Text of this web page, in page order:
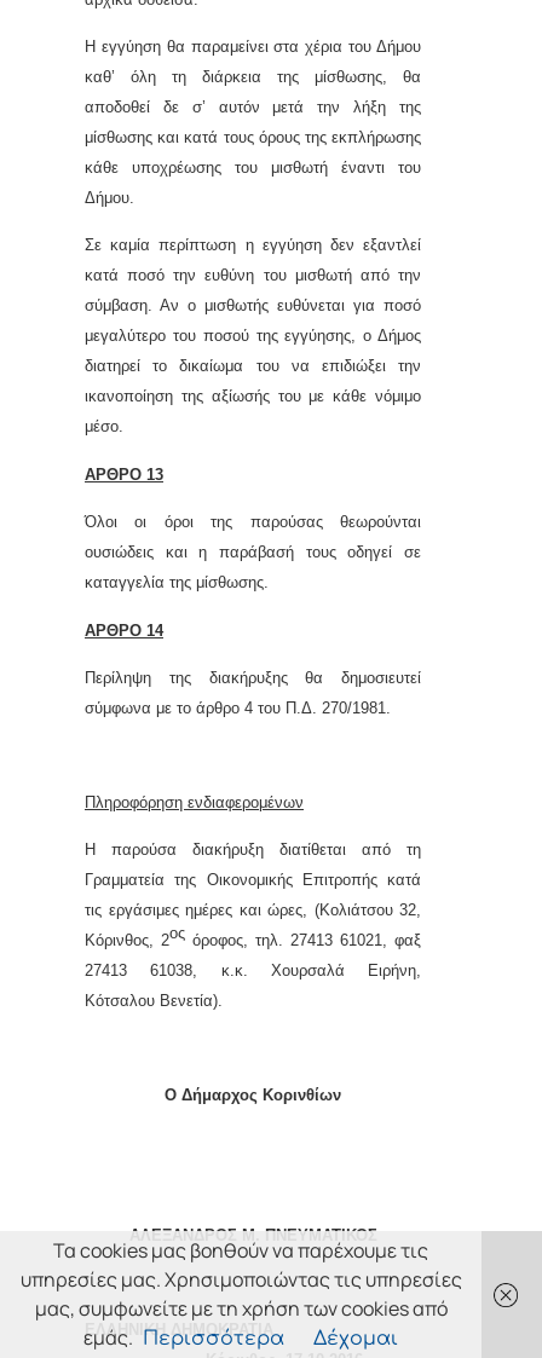
Η εγγύηση θα παραμείνει στα χέρια του Δήμου
καθ’ όλη τη διάρκεια της μίσθωσης, θα
αποδοθεί δε σ’ αυτόν μετά την λήξη της
μίσθωσης και κατά τους όρους της εκπλήρωσης
κάθε υποχρέωσης του μισθωτή έναντι του
Δήμου.
Σε καμία περίπτωση η εγγύηση δεν εξαντλεί
κατά ποσό την ευθύνη του μισθωτή από την
σύμβαση. Αν ο μισθωτής ευθύνεται για ποσό
μεγαλύτερο του ποσού της εγγύησης, ο Δήμος
διατηρεί το δικαίωμα του να επιδιώξει την
ικανοποίηση της αξίωσής του με κάθε νόμιμο
μέσο.
ΑΡΘΡΟ 13
Όλοι οι όροι της παρούσας θεωρούνται
ουσιώδεις και η παράβασή τους οδηγεί σε
καταγγελία της μίσθωσης.
ΑΡΘΡΟ 14
Περίληψη της διακήρυξης θα δημοσιευτεί
σύμφωνα με το άρθρο 4 του Π.Δ. 270/1981.
Πληροφόρηση ενδιαφερομένων
Η παρούσα διακήρυξη διατίθεται από τη
Γραμματεία της Οικονομικής Επιτροπής κατά
τις εργάσιμες ημέρες και ώρες, (Κολιάτσου 32,
Κόρινθος, 2ος όροφος, τηλ. 27413 61021, φαξ
27413 61038, κ.κ. Χουρσαλά Ειρήνη,
Κότσαλου Βενετία).
Ο Δήμαρχος Κορινθίων
ΑΛΕΞΑΝΔΡΟΣ Μ. ΠΝΕΥΜΑΤΙΚΟΣ
ΕΛΛΗΝΙΚΗ ΔΗΜΟΚΡΑΤΙΑ
Τα cookies μας βοηθούν να παρέχουμε τις
υπηρεσίες μας. Χρησιμοποιώντας τις υπηρεσίες
μας, συμφωνείτε με τη χρήση των cookies από
εμάς. Περισσότερα Δέχομαι